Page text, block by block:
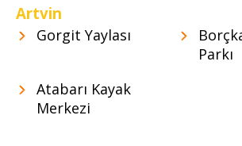
Artvin
Gorgit Yaylası
Parkı
Atabarı Kayak
Merkezi